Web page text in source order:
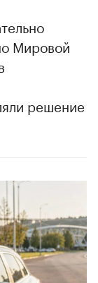
Мировой
решение